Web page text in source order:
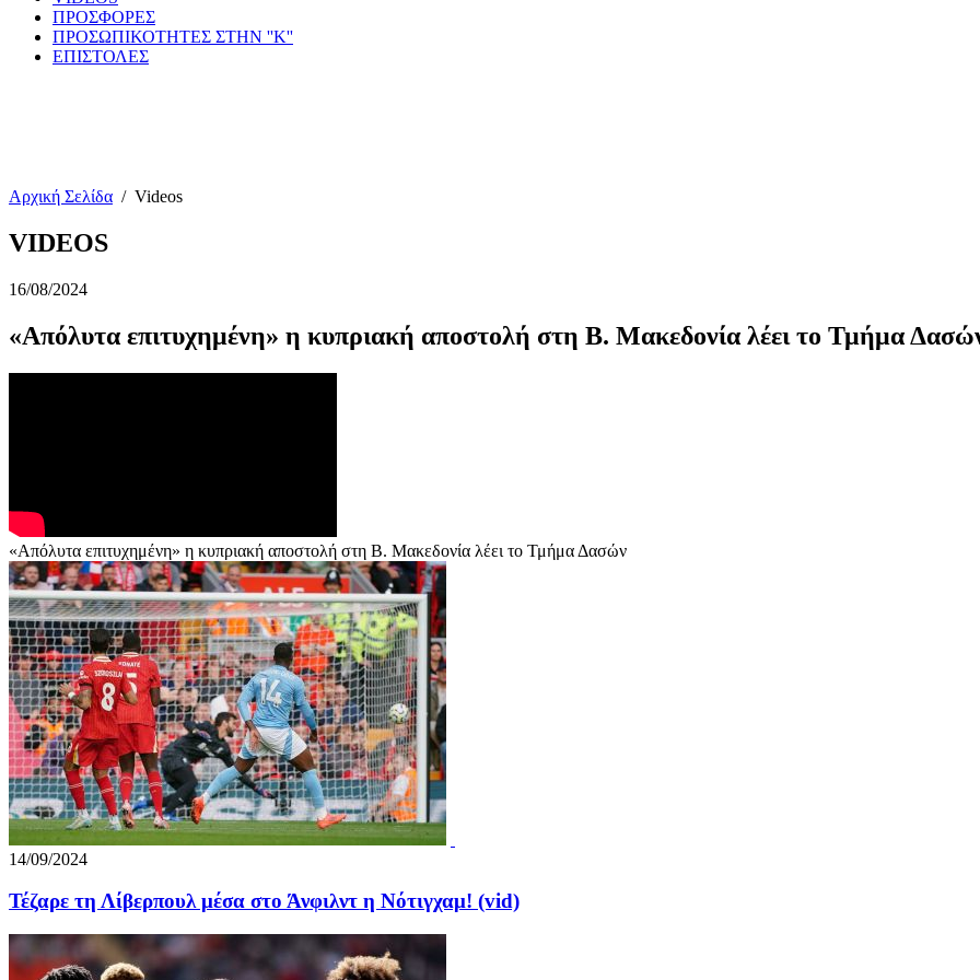
ΠΡΟΣΦΟΡΕΣ
ΠΡΟΣΩΠΙΚΟΤΗΤΕΣ ΣΤΗΝ ''Κ''
ΕΠΙΣΤΟΛΕΣ
Αρχική Σελίδα / Videos
VIDEOS
16/08/2024
«Απόλυτα επιτυχημένη» η κυπριακή αποστολή στη Β. Μακεδονία λέει το Τμήμα
«Απόλυτα επιτυχημένη» η κυπριακή αποστολή στη Β. Μακεδονία λέει το Τμήμα Δασών
14/09/2024
Τέζαρε τη Λίβερπουλ μέσα στο Άνφιλντ η Νότιγχαμ! (vid)